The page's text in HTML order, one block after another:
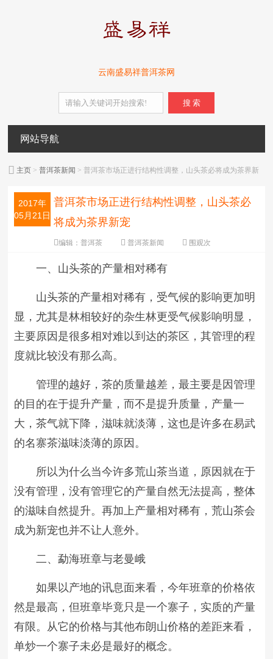
云南盛易祥普洱茶网
搜 索
网站导航
主页 >普洱茶新闻 > 普洱茶市场正进行结构性调整，山头茶必将成为茶界新
2017年
05月21日
普洱茶市场正进行结构性调整，山头茶必
将成为茶界新宠
编辑：普洱茶 普洱茶新闻 围观次
一、山头茶的产量相对稀有
山头茶的产量相对稀有，受气候的影响更加明
显，尤其是林相较好的杂生林更受气候影响明显，
主要原因是很多相对难以到达的茶区，其管理的程
度就比较没有那么高。
管理的越好，茶的质量越差，最主要是因管理
的目的在于提升产量，而不是提升质量，产量一
大，茶气就下降，滋味就淡薄，这也是许多在易武
的名寨茶滋味淡薄的原因。
所以为什么当今许多荒山茶当道，原因就在于
没有管理，没有管理它的产量自然无法提高，整体
的滋味自然提升。再加上产量相对稀有，荒山茶会
成为新宠也并不让人意外。
二、勐海班章与老曼峨
如果以产地的讯息面来看，今年班章的价格依
然是最高，但班章毕竟只是一个寨子，实质的产量
有限。从它的价格与其他布朗山价格的差距来看，
单炒一个寨子未必是最好的概念。